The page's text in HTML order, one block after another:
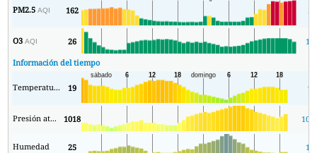
PM2.5AQI 162 5
O3AQI 26
11
Información del tiempo
Temperatura. 19 9
Presión atmosférica 1018
Humedad 25 16